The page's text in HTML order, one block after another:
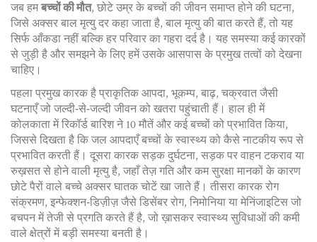
जब हमबच्चों की मौत, छोटे उम्र के बच्चों की जीवन समाप्त होने की घटना,
जिसे अक्सर बाल मृत्यु दर कहा जाता है, बाल मृत्युकी बात करते हैं, तो यह
सिर्फ आँकडा नहीं बल्कि हर परिवार का गहरा दर्द है। यह समस्या कई कारकों
से जुड़ी है और समझने के लिए हमें उसके आसपास के प्रमुख तत्वों को देखना
चाहिए।
पहला प्रमुख कारक हैप्राकृतिक आपदा, भूकम्प, बाढ़, चक्रवात जैसी
घटनाएँ जो जल्दी‑से‑जल्दी जीवन को खतरा पहुंचाती हैं । हाल ही में
कोलकाता में रिकॉर्ड बारिश ने 10 मौतें और कई बच्चों को प्रभावित किया,
जिससे दिखता है कि जल आपदाएँ बच्चों के स्वास्थ्य को कैसे नाटकीय रूप से
प्रभावित करती हैं। दूसरा कारकसड़क दुर्घटना, सड़क पर वाहन टकराव या
रुख़सत से होने वाली मृत्युहै, जहाँ तेज़ गति और कम सुरक्षा मानकों के कारण
छोटे पैरों वाले बच्चे अक्सर घातक चोटें खा जाते हैं। तीसरा कारकरोग
संक्रमण, इन्फेक्शन‑डिज़ीज़ जैसे डिसेंबर रोग, निमोनिया या मेनिंजाइटिस जो
बचपन में तेजी से प्रगति करते हैंहै, जो ख़ासकर स्वास्थ्य सुविधाओं की कमी
वाले क्षेत्रों में बड़ी समस्या बनती है।